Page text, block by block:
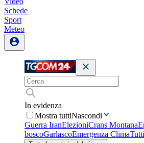
Schede
Sport
Meteo
In evidenza
Mostra tuttiNascondi
Guerra IranElezioniCrans Montana
boscoGarlascoEmergenza Clima